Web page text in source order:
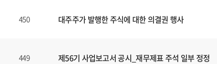
450 대주주가 발행한 주식에 대한 의결권 행사
449 제56기 사업보고서 공시_재무제표 주석 일부 정정